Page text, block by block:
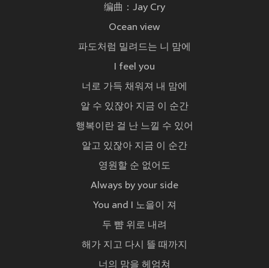
编曲：Jay Cry
Ocean view
파도처럼 밀려드는 니 맘에
I feel you
너로 가득 채워져 내 맘에
알 수 있잖아 지금 이 순간
행복이란 걸 난 느낄 수 있어
알고 있잖아 지금 이 순간
영원할 순 없어도
Always by your side
You and I 노을이 져
두 뺨 위로 내려
해가 지고 다시 뜰 때까지
너의 맘을 헤엄쳐